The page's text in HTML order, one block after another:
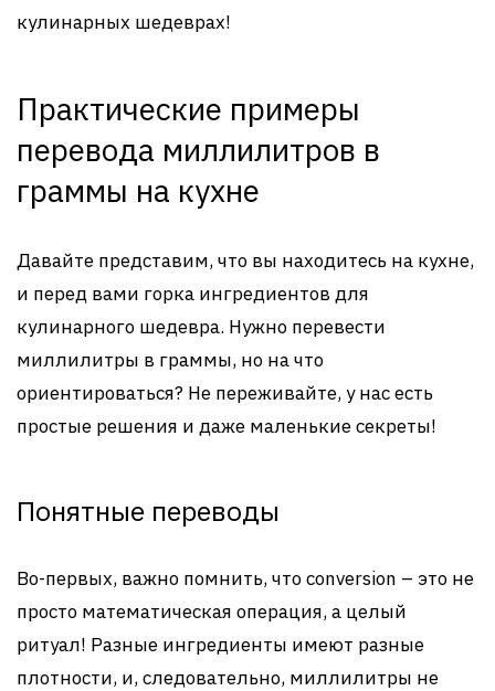
кулинарных шедеврах!
Практические примеры
перевода миллилитров в
граммы на кухне
Давайте представим, что вы находитесь на кухне,
и перед вами горка ингредиентов для
кулинарного шедевра. Нужно перевести
миллилитры в граммы, но на что
ориентироваться? Не переживайте, у нас есть
простые решения и даже маленькие секреты!
Понятные переводы
Во-первых, важно помнить, что conversion – это не
просто математическая операция, а целый
ритуал! Разные ингредиенты имеют разные
плотности, и, следовательно, миллилитры не